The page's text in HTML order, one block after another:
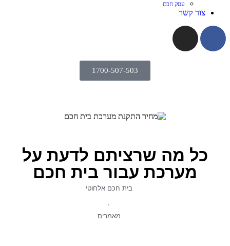
עסק חכם
צור קשר
1700-507-503
כל מה שרציתם לדעת על
מערכת עבור בית חכם
בית חכם אלחוטי
,
מאמרים